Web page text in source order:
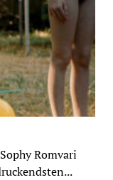
Romvari